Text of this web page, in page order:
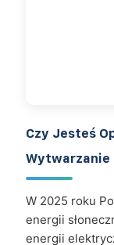
Czy Jesteś
Wytwarzanie
W 2025 roku
energii
energii